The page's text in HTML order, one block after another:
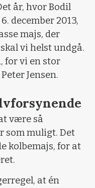
år, hvor Bodil
december 2013,
majs, der
vi helst undgå.
for vi en stor
Jensen.
være så
som muligt. Det
kolbemajs, for at
at én